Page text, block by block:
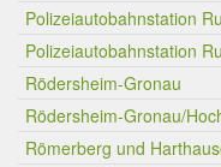
Polizeiautobahnstation
Polizeiautobahnstation
Rödersheim-Gronau
Rödersheim-Gronau/
Römerberg und